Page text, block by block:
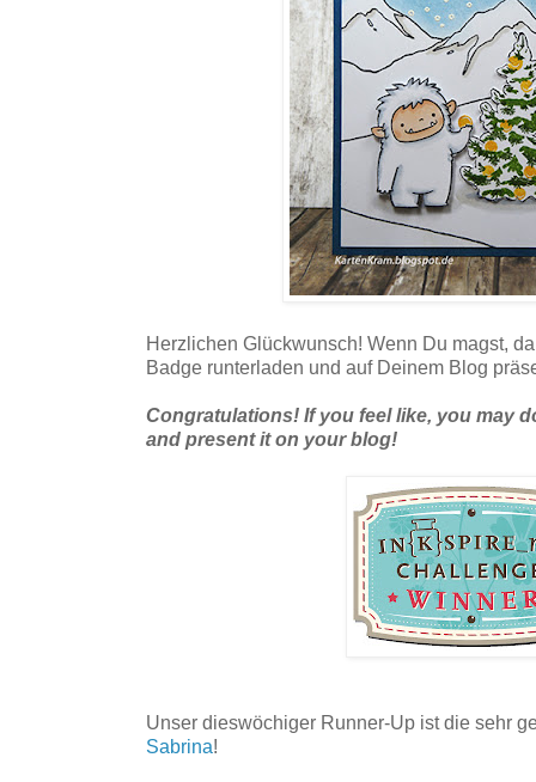
Herzlichen Glückwunsch! Wenn Du magst,
Badge runterladen und auf Deinem Blog
Congratulations! If you feel like, you may
and present it on your blog!
Unser dieswöchiger Runner-Up ist die sehr
Sabrina!